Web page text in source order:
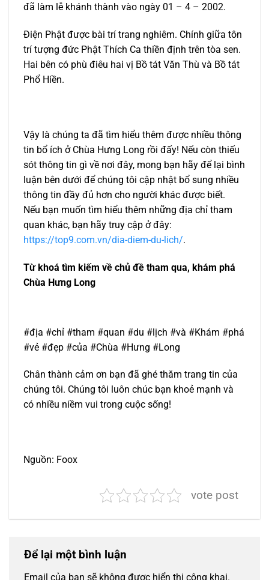
đã làm lễ khánh thành vào ngày 01 – 4 – 2002.
Điện Phật được bài trí trang nghiêm. Chính giữa tôn
trí tượng đức Phật Thích Ca thiền định trên tòa sen.
Hai bên có phù điêu hai vị Bồ tát Văn Thù và Bồ tát
Phổ Hiền.
Vậy là chúng ta đã tìm hiểu thêm được nhiều thông
tin bổ ích ở Chùa Hưng Long rồi đấy! Nếu còn thiếu
sót thông tin gì về nơi đây, mong bạn hãy để lại bình
luận bên dưới để chúng tôi cập nhật bổ sung nhiều
thông tin đầy đủ hơn cho người khác được biết.
Nếu bạn muốn tìm hiểu thêm những địa chỉ tham
quan khác, bạn hãy truy cập ở đây:
https://top9.com.vn/dia-diem-du-lich/.
Từ khoá tìm kiếm về chủ đề tham qua, khám phá
Chùa Hưng Long
#địa #chỉ #tham #quan #du #lịch #và #Khám #phá
#vẻ #đẹp #của #Chùa #Hưng #Long
Chân thành cảm ơn bạn đã ghé thăm trang tin của
chúng tôi. Chúng tôi luôn chúc bạn khoẻ mạnh và
có nhiều niềm vui trong cuộc sống!
Nguồn: Foox
vote post
Để lại một bình luận
Email của bạn sẽ không được hiển thị công khai.